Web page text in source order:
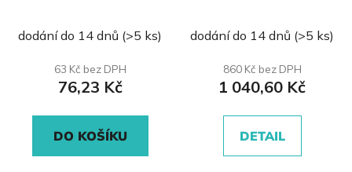
hodnocení
produktu
je
z
dodání do 14 dnů (>5 ks)
63 Kč bez DPH
76,23 Kč
DO KOŠÍKU
hodnocení
produktu
je
z
dodání do 14 dnů (>5 ks)
860 Kč bez DPH
1 040,60 Kč
DETAIL